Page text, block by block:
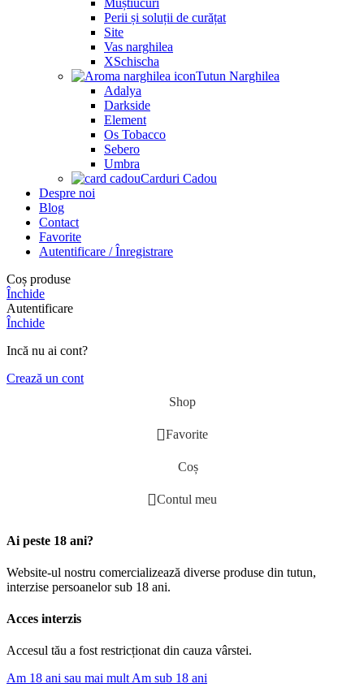
Muștiucuri
Perii și soluții de curățat
Site
Vas narghilea
XSchischa
Tutun Narghilea
Adalya
Darkside
Element
Os Tobacco
Sebero
Umbra
Carduri Cadou
Despre noi
Blog
Contact
Favorite
Autentificare / Înregistrare
Coș produse
Închide
Autentificare
Închide
Incă nu ai cont?
Crează un cont
Shop
Favorite
Coș
Contul meu
Ai peste 18 ani?
Website-ul nostru comercializează diverse produse din tutun,
interzise persoanelor sub 18 ani.
Acces interzis
Accesul tău a fost restricționat din cauza vârstei.
Am 18 ani sau mai mult Am sub 18 ani